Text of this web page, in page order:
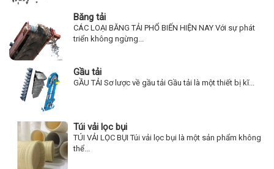
Băng tải
CÁC LOẠI BĂNG TẢI PHỔ BIẾN HIỆN NAY Với sự phát
triển không ngừng...
Gầu tải
GẦU TẢI Sơ lược về gầu tải Gầu tải là một thiết bị kĩ...
Túi vải lọc bụi
TÚI VẢI LỌC BỤI Túi vải lọc bụi là một sản phẩm không
thể...